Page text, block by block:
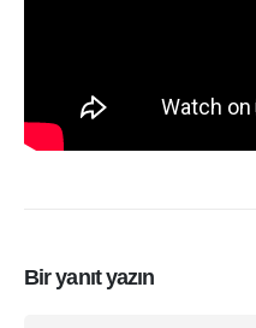
Bir yanıt yazın